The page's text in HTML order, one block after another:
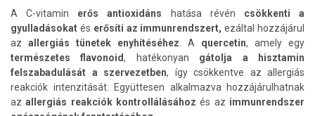
A C-vitamin erős antioxidáns hatása révén csökkenti a
gyulladásokat és erősíti az immunrendszert, ezáltal hozzájárul
az allergiás tünetek enyhítéséhez . A quercetin, amely egy
természetes flavonoid, hatékonyan gátolja a hisztamin
felszabadulását a szervezetben, így csökkentve az allergiás
reakciók intenzitását. Együttesen alkalmazva hozzájárulhatnak
az allergiás reakciók kontrollálásáhozés az immunrendszer